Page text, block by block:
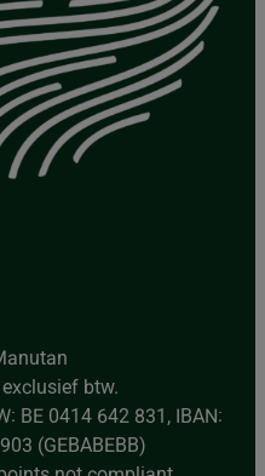
btw.
BE 0414 642 831, IBAN:
(GEBABEBB)